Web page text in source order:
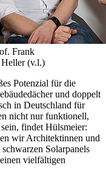
Frank
(v.l.)
Potenzial für die
und doppelt
in Deutschland für
nicht nur funktionell,
findet Hülsmeier:
wir Architektinnen und
Solarpanels
vielfältigen